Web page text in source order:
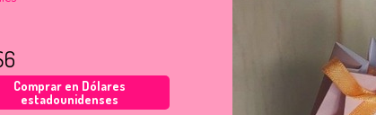
Comprar en Dólares
estadounidenses